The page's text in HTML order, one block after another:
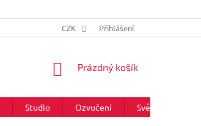
CZK Přihlášení
NÁKUPNÍ
Prázdný košík
Studio Ozvučení Světla